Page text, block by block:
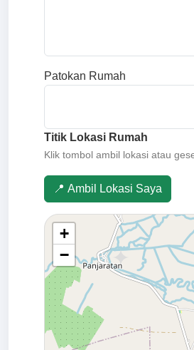
Patokan Rumah
Titik Lokasi Rumah
Klik tombol ambil lokasi atau
📍 Ambil Lokasi Saya
+
−